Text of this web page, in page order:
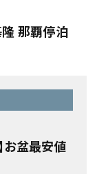
隆 那覇停泊
お盆最安値